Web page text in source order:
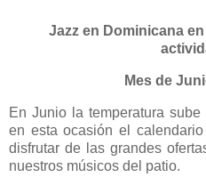
Jazz en Dominicana
Mes de
En Junio la temperatura
en esta ocasión el
disfrutar de las grandes
nuestros músicos del patio.